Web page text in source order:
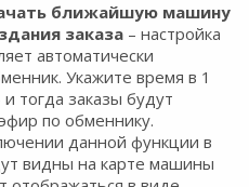
ближайшую машину
заказа – настройка
автоматически
Укажите время в 1
тогда заказы будут
по обменнику.
данной функции в
видны на карте машины